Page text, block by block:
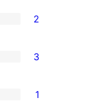
2
3
1